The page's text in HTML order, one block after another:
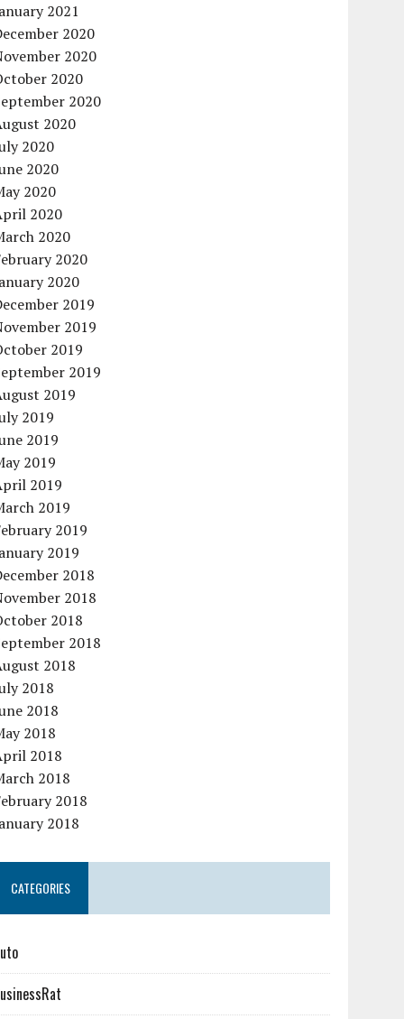
2021
2020
2020
2020
2020
2020
2020
2020
2020
2020
2020
2020
2020
2019
2019
2019
2019
2019
2019
2019
2019
2019
2019
2019
2019
2018
2018
2018
2018
2018
2018
2018
2018
2018
2018
2018
2018
CATEGORIES